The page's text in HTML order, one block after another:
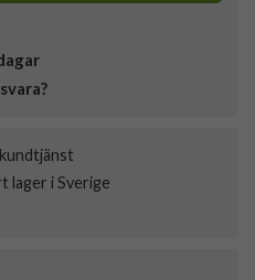
lager i Sverige